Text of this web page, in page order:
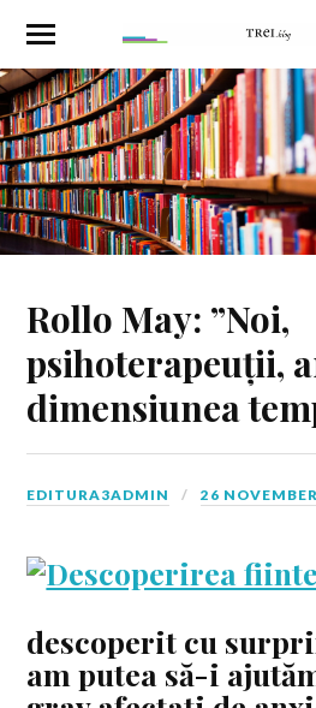
Rollo May: ”Noi,
psihoterapeuții,
dimensiunea
EDITURA3ADMIN 26
descoperit cu
am putea să-i